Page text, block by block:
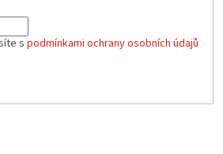
s podmínkami ochrany osobních údajů